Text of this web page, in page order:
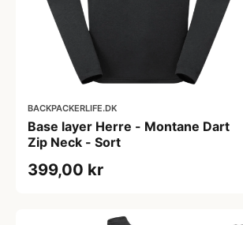
BACKPACKERLIFE.DK
Base layer Herre - Montane Dart
Zip Neck - Sort
399,00 kr